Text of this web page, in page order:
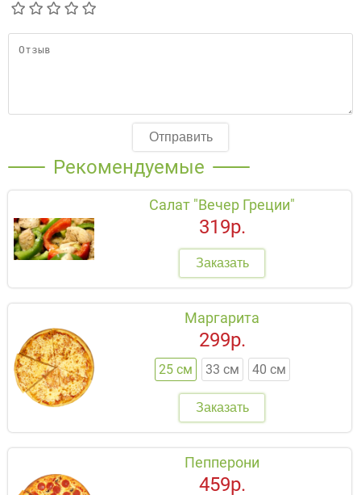
Отправить
Рекомендуемые
Салат "Вечер Греции"
319р.
Заказать
Маргарита
25 см 33 см 40 см
299р.
Заказать
Пепперони
459р.